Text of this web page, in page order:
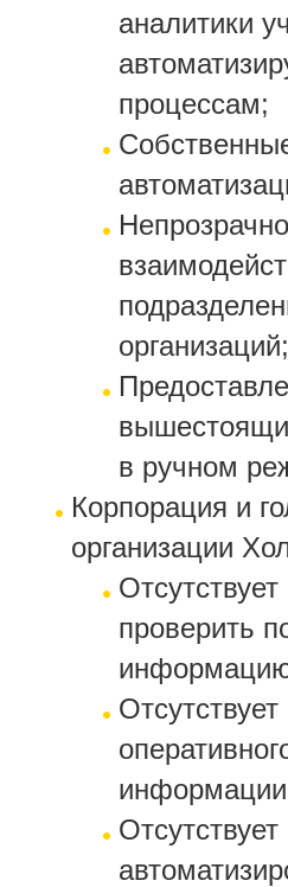
аналитики
процессам;
организаций;
в ручном
Корпорация и
организации
проверить